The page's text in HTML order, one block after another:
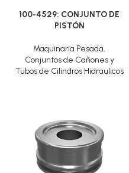
100-4529: CONJUNTO DE
PISTÓN
Maquinaria Pesada,
Conjuntos de Cañones y
Tubos de Cilindros Hidraulicos